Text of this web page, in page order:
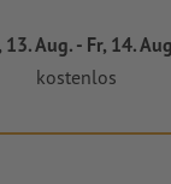
13. Aug. - Fr, 14.
kostenlos